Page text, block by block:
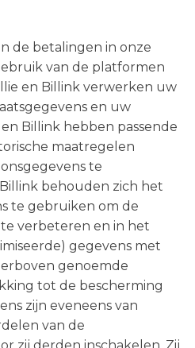
de betalingen in onze
van de platformen
en Billink verwerken uw
en uw
Billink hebben passende
maatregelen
te
behouden zich het
te gebruiken om de
verbeteren en in het
gegevens met
genoemde
tot de bescherming
zijn eveneens van
van de